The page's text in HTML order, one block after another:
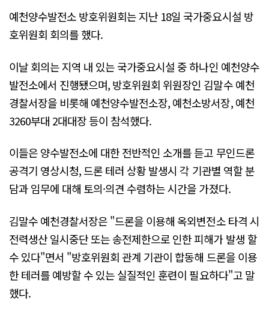
예천양수발전소 방호위원회는 지난 18일 국가중요시설 방
호위원회 회의를 했다.
이날 회의는 지역 내 있는 국가중요시설 중 하나인 예천양수
발전소에서 진행됐으며, 방호위원회 위원장인 김말수 예천
경찰서장을 비롯해 예천양수발전소장, 예천소방서장, 예천
3260부대 2대대장 등이 참석했다.
이들은 양수발전소에 대한 전반적인 소개를 듣고 무인드론
공격기 영상시청, 드론 테러 상황 발생시 각 기관별 역할 분
담과 임무에 대해 토의·의견 수렴하는 시간을 가졌다.
김말수 예천경찰서장은 "드론을 이용해 옥외변전소 타격 시
전력생산 일시중단 또는 송전제한으로 인한 피해가 발생 할
수 있다"면서 "방호위원회 관계 기관이 합동해 드론을 이용
한 테러를 예방할 수 있는 실질적인 훈련이 필요하다"고 말
했다.